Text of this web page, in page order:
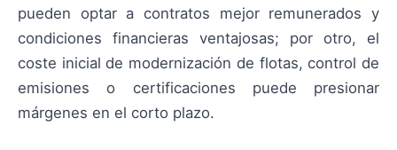
pueden optar a contratos mejor remunerados y
condiciones financieras ventajosas; por otro, el
coste inicial de modernización de flotas, control de
emisiones o certificaciones puede presionar
márgenes en el corto plazo.